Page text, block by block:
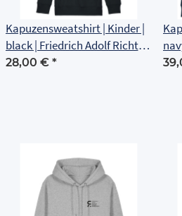
Kapuzensweatshirt | Kinder |
black | Friedrich Adolf Richter
Schule Rudolstadt
28,00 € *